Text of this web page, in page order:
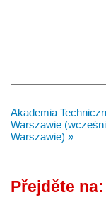
Akademia
Warszawie
Warszawie) »
Přejděte na: